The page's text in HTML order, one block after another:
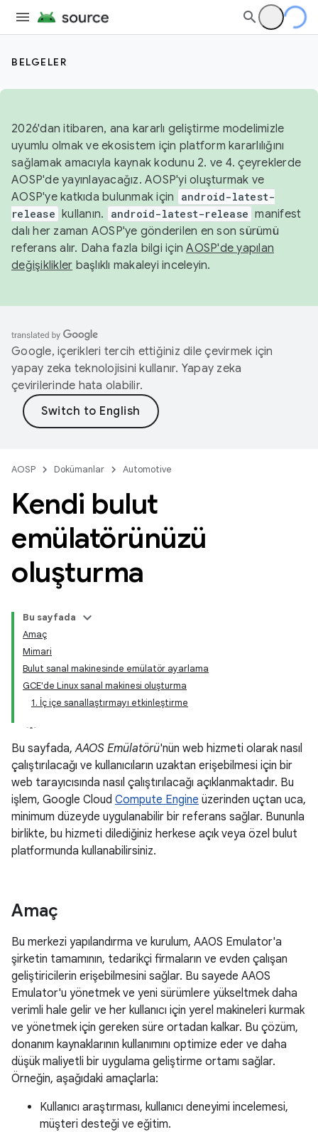
BELGELER
2026'dan itibaren, ana kararlı geliştirme modelimizle
uyumlu olmak ve ekosistem için platform kararlılığını
sağlamak amacıyla kaynak kodunu 2. ve 4. çeyreklerde
AOSP'de yayınlayacağız. AOSP'yi oluşturmak ve
AOSP'ye katkıda bulunmak için
android-latest-
release kullanın. android-latest-release manifest
dalı her zaman AOSP'ye gönderilen en son sürümü
referans alır. Daha fazla bilgi içinAOSP'de yapılan
değişiklikler başlıklı makaleyi inceleyin.
Google, içerikleri tercih ettiğiniz dile çevirmek için
yapay zeka teknolojisini kullanır. Yapay zeka
çevirilerinde hata olabilir.
AOSP Dokümanlar Automotive
Kendi bulut
emülatörünüzü
oluşturma
Bu sayfada
Amaç
Mimari
Bulut sanal makinesinde emülatör ayarlama
GCE'de Linux sanal makinesi oluşturma
1. İç içe sanallaştırmayı etkinleştirme
Bu sayfada,AAOS Emülatörü'nün web hizmeti olarak nasıl
çalıştırılacağı ve kullanıcıların uzaktan erişebilmesi için bir
web tarayıcısında nasıl çalıştırılacağı açıklanmaktadır. Bu
işlem, Google Cloud Compute Engine üzerinden uçtan uca,
minimum düzeyde uygulanabilir bir referans sağlar. Bununla
birlikte, bu hizmeti dilediğiniz herkese açık veya özel bulut
platformunda kullanabilirsiniz.
Amaç
Bu merkezi yapılandırma ve kurulum, AAOS Emulator'a
şirketin tamamının, tedarikçi firmaların ve evden çalışan
geliştiricilerin erişebilmesini sağlar. Bu sayede AAOS
Emulator'u yönetmek ve yeni sürümlere yükseltmek daha
verimli hale gelir ve her kullanıcı için yerel makineleri kurmak
ve yönetmek için gereken süre ortadan kalkar. Bu çözüm,
donanım kaynaklarının kullanımını optimize eder ve daha
düşük maliyetli bir uygulama geliştirme ortamı sağlar.
Örneğin, aşağıdaki amaçlarla:
Kullanıcı araştırması, kullanıcı deneyimi incelemesi,
müşteri desteği ve eğitim.